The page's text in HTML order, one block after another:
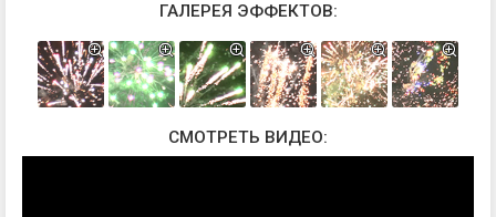
ГАЛЕРЕЯ ЭФФЕКТОВ:
СМОТРЕТЬ ВИДЕО: